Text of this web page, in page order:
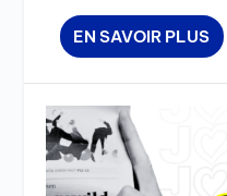
EN SAVOIR PLUS